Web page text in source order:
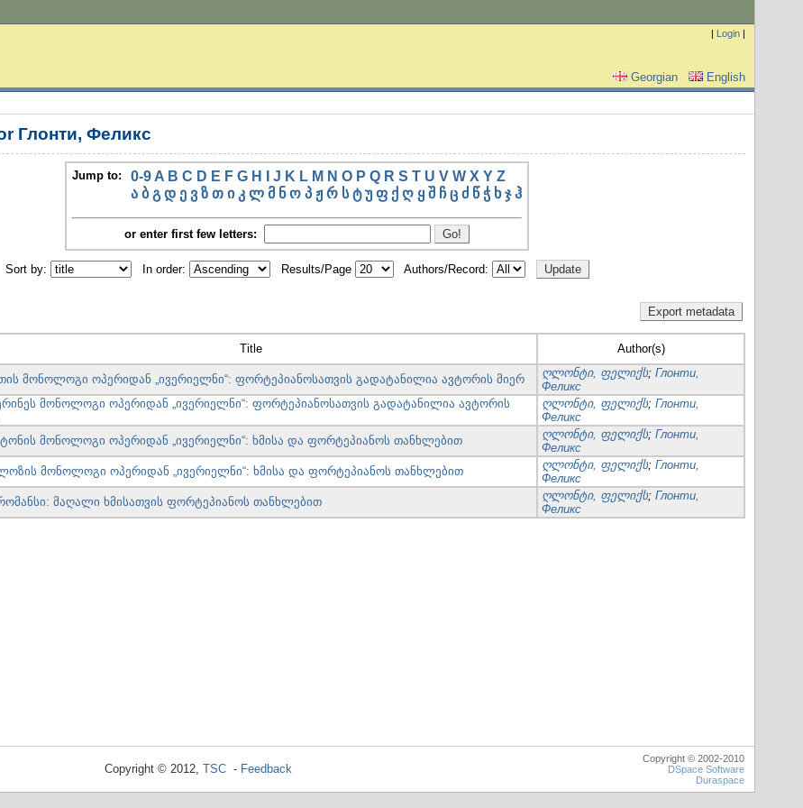
| Login |
Georgian
English
Глонти, Феликс
Jump to: 0-9 A B C D E F G H J K L M N O P Q R S T U V W X Y Z
ა ბ გ დ ე ვ ზ თ ი კ ლ მ ნ ო პ ჟ რ ს ტ უ ფ ქ ღ ყ შ ჩ ც ძ წ ჭ ხ ჯ ჰ
or enter first few letters:
Sort by: In order: Results/Page Authors/Record:
Title Author(s)
მონოლოგი ოპერიდან „ივერიელნი“: ფორტეპიანოსათვის გადატანილია ავტორის მიერ ღლონტი, ფელიქს; Глонти,
Феликс
მონოლოგი ოპერიდან „ივერიელნი“: ფორტეპიანოსათვის გადატანილია ავტორის
ღლონტი, ფელიქს; Глонти,
Феликс
მონოლოგი ოპერიდან „ივერიელნი“: ხმისა და ფორტეპიანოს თანხლებით ღლონტი, ფელიქს; Глонти,
Феликс
მონოლოგი ოპერიდან „ივერიელნი“: ხმისა და ფორტეპიანოს თანხლებით ღლონტი, ფელიქს; Глонти,
Феликс
მაღალი ხმისათვის ფორტეპიანოს თანხლებით ღლონტი, ფელიქს; Глонти,
Феликс
Copyright © 2012, TSC- Feedback
Copyright © 2002-2010
DSpace Software
Duraspace